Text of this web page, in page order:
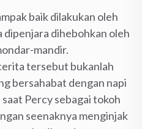
baik dilakukan oleh
dihebohkan oleh
mandir.
tersebut bukanlah
bersahabat dengan napi
saat Percy sebagai tokoh
seenaknya menginjak